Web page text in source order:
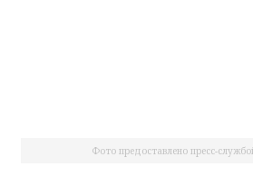
Фото предоставлено пресс-